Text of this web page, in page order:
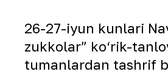
26-27-iyun kunlari
zukkolar” ko‘rik-
tumanlardan tashrif